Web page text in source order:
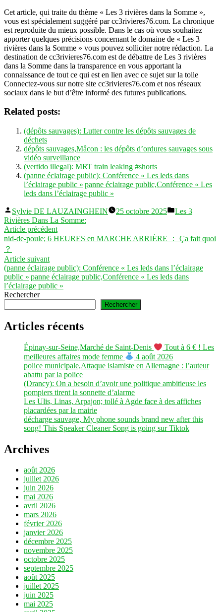
Cet article, qui traite du thème « Les 3 rivières dans la Somme »,
vous est spécialement suggéré par cc3rivieres76.com. La chronique
est reproduite du mieux possible. Dans le cas où vous souhaitez
apporter quelques précisions concernant le domaine de « Les 3
rivières dans la Somme » vous pouvez solliciter notre rédaction. La
destination de cc3rivieres76.com est de débattre de Les 3 rivières
dans la Somme dans la transparence en vous apportant la
connaissance de tout ce qui est en lien avec ce sujet sur la toile
Connectez-vous sur notre site cc3rivieres76.com et nos réseaux
sociaux dans le but d’être informé des futures publications.
Related posts:
(dépôts sauvages): Lutter contre les dépôts sauvages de
déchets
dépôts sauvages,Mâcon : les dépôts d’ordures sauvages sous
vidéo surveillance
(vertido illegal): MRT train leaking #shorts
(panne éclairage public): Conférence « Les leds dans
l’éclairage public »|panne éclairage public,Conférence « Les
leds dans l’éclairage public »
Publié
par
Sylvie DE LAUZAINGHEIN 25 octobre 2025
Publié
Les 3
Rivières Dans La Somme:
Navigation
de
l’article
Article précédentArticle
précédent :
nid-de-poule; 6 HEURES en MARCHE ARRIÈRE ： Ça fait quoi
？
Article suivantArticle
suivant :
(panne éclairage public): Conférence « Les leds dans l’éclairage
public »|panne éclairage public,Conférence « Les leds dans
l’éclairage public »
Rechercher
Rechercher
Articles récents
Épinay-sur-Seine,Marché de Saint-Denis
Tout à 6 € ! Les
meilleures affaires mode femme
4 août 2026
police municipale,Attaque islamiste en Allemagne : l’auteur
abattu par la police
(Drancy): On a besoin d’avoir une politique ambitieuse les
pompiers tirent la sonnette d’alarme
Les Ulis, Linas, Arpajon; tollé à Agde face à des affiches
placardées par la mairie
décharge sauvage, My phone sounds brand new after this
song! This Speaker Cleaner Song is going sur Tiktok
Archives
août 2026
juillet 2026
juin 2026
mai 2026
avril 2026
mars 2026
février 2026
janvier 2026
décembre 2025
novembre 2025
octobre 2025
septembre 2025
août 2025
juillet 2025
juin 2025
mai 2025